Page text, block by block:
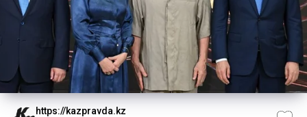
https://kazpravda.kz